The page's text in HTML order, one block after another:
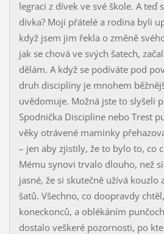
legraci z dívek ve své škole. A teď
dívka? Moji přátelé a rodina byli
když jsem jim řekla o změně
jak se chová ve svých šatech,
dělám. A když se podíváte pod
druh disciplíny je mnohem
uvědomuje. Možná jste to slyšeli
Spodnička Discipline nebo Trest
věky otrávené maminky
– jen aby zjistily, že to bylo to, co
Mému synovi trvalo dlouho, než
jasné, že si skutečně užívá kouzlo
šatů. Všechno, co doopravdy
koneckonců, a oblékáním
dostalo veškeré pozornosti, po